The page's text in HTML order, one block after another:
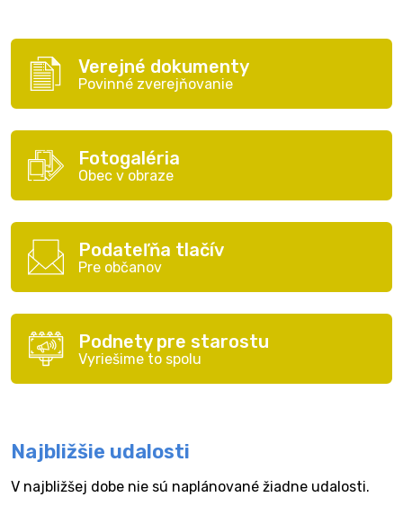
Verejné dokumenty
Povinné zverejňovanie
Fotogaléria
Obec v obraze
Podateľňa tlačív
Pre občanov
Podnety pre starostu
Vyriešime to spolu
Najbližšie udalosti
V najbližšej dobe nie sú naplánované žiadne udalosti.